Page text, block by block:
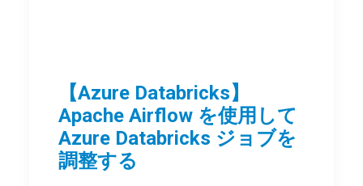
【Azure Databricks】
Apache Airflow を使用して
Azure Databricks ジョブを
調整する